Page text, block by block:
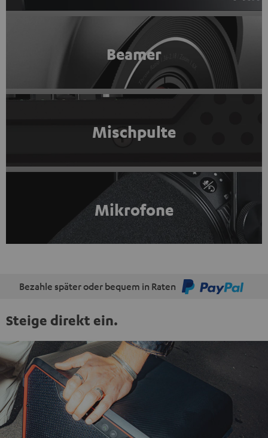
Beamer
Mischpulte
Mikrofone
Bezahle später oder bequem in Raten
Steige direkt ein.